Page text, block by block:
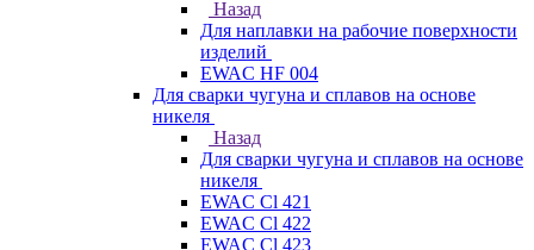
Назад
Для наплавки на рабочие поверхности
изделий
EWAC HF 004
Для сварки чугуна и сплавов на основе
никеля
Назад
Для сварки чугуна и сплавов на основе
никеля
EWAC Cl 421
EWAC Cl 422
EWAC Cl 423